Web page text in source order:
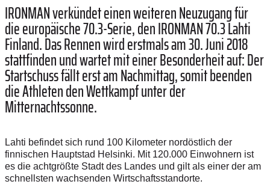
IRONMAN verkündet einen weiteren Neuzugang für
die europäische 70.3-Serie, den IRONMAN 70.3 Lahti
Finland. Das Rennen wird erstmals am 30. Juni 2018
stattfinden und wartet mit einer Besonderheit auf: Der
Startschuss fällt erst am Nachmittag, somit beenden
die Athleten den Wettkampf unter der
Mitternachtssonne.
Lahti befindet sich rund 100 Kilometer nordöstlich der
finnischen Hauptstad Helsinki. Mit 120.000 Einwohnern ist
es die achtgrößte Stadt des Landes und gilt als einer der am
schnellsten wachsenden Wirtschaftsstandorte.